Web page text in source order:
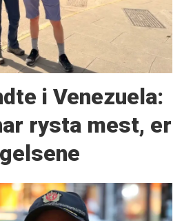
i Venezuela:
rysta mest, er